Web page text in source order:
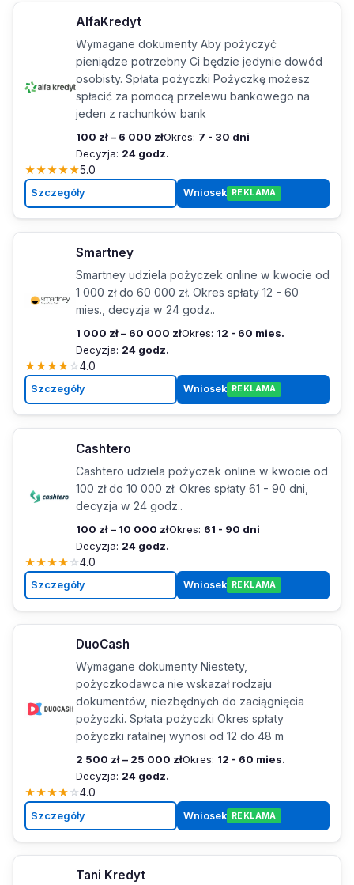
AlfaKredyt
Wymagane dokumenty Aby pożyczyć
pieniądze potrzebny Ci będzie jedynie dowód
osobisty. Spłata pożyczki Pożyczkę możesz
spłacić za pomocą przelewu bankowego na
jeden z rachunków bank
100 zł – 6 000 złOkres: 7 - 30 dni
Decyzja: 24 godz.
★★★★★5.0
Szczegóły Wniosek REKLAMA
Smartney
Smartney udziela pożyczek online w kwocie od
1 000 zł do 60 000 zł. Okres spłaty 12 - 60
mies., decyzja w 24 godz..
1 000 zł – 60 000 złOkres: 12 - 60 mies.
Decyzja: 24 godz.
★★★★☆4.0
Szczegóły Wniosek REKLAMA
Cashtero
Cashtero udziela pożyczek online w kwocie od
100 zł do 10 000 zł. Okres spłaty 61 - 90 dni,
decyzja w 24 godz..
100 zł – 10 000 złOkres: 61 - 90 dni
Decyzja: 24 godz.
★★★★☆4.0
Szczegóły Wniosek REKLAMA
DuoCash
Wymagane dokumenty Niestety,
pożyczkodawca nie wskazał rodzaju
dokumentów, niezbędnych do zaciągnięcia
pożyczki. Spłata pożyczki Okres spłaty
pożyczki ratalnej wynosi od 12 do 48 m
2 500 zł – 25 000 złOkres: 12 - 60 mies.
Decyzja: 24 godz.
★★★★☆4.0
Szczegóły Wniosek REKLAMA
Tani Kredyt